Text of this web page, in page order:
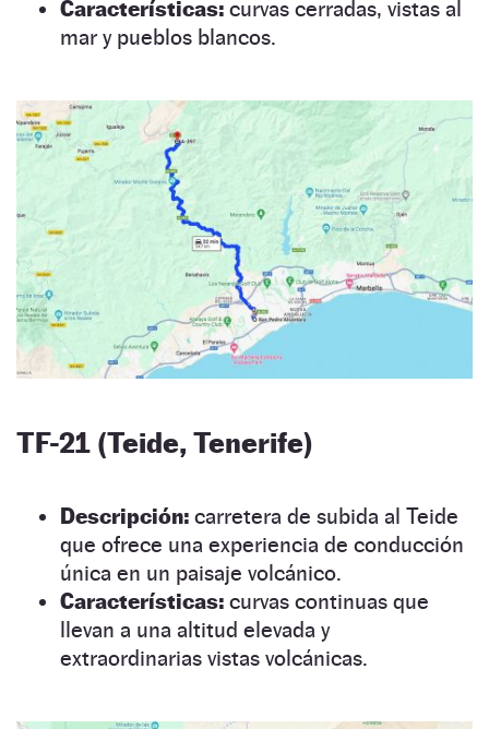
Características: curvas cerradas, vistas al
mar y pueblos blancos.
TF-21 (Teide, Tenerife)
Descripción: carretera de subida al Teide
que ofrece una experiencia de conducción
única en un paisaje volcánico.
Características: curvas continuas que
llevan a una altitud elevada y
extraordinarias vistas volcánicas.